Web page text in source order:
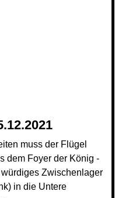
muss der Flügel
dem Foyer der König -
würdiges Zwischenlager
in die Untere